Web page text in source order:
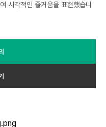
시각적인 즐거움을 표현했습니